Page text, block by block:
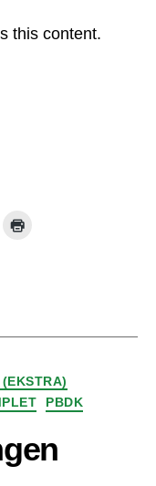
this content.
PBDK